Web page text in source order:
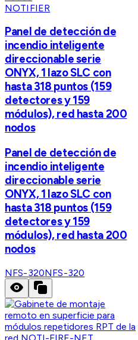
NOTIFIER
Panel de detección de
incendio inteligente
direccionable serie
ONYX, 1 lazo SLC con
hasta 318 puntos (159
detectores y 159
módulos), red hasta 200
nodos
Panel de detección de
incendio inteligente
direccionable serie
ONYX, 1 lazo SLC con
hasta 318 puntos (159
detectores y 159
módulos), red hasta 200
nodos
NFS-320NFS-320